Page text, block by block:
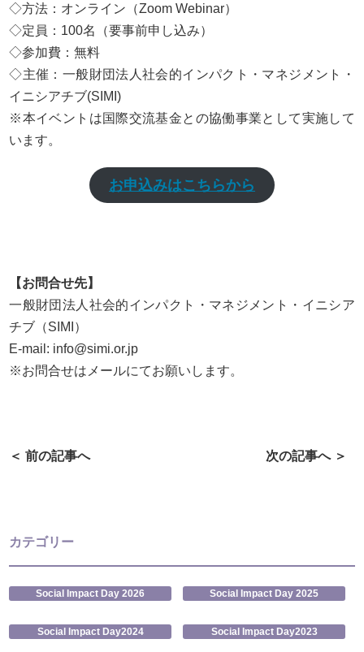
◇方法：オンライン（Zoom Webinar）
◇定員：100名（要事前申し込み）
◇参加費：無料
◇主催：一般財団法人社会的インパクト・マネジメント・
イニシアチブ(SIMI)
※本イベントは国際交流基金との協働事業として実施して
います。
お申込みはこちらから
【お問合せ先】
一般財団法人社会的インパクト・マネジメント・イニシア
チブ（SIMI）
E-mail: info@simi.or.jp
※お問合せはメールにてお願いします。
＜ 前の記事へ 次の記事へ ＞
カテゴリー
Social Impact Day 2026 Social Impact Day 2025
Social Impact Day2024 Social Impact Day2023